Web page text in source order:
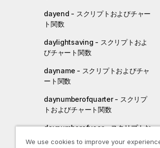
dayend - スクリプトおよびチャー
ト関数
daylightsaving - スクリプトおよ
びチャート関数
dayname - スクリプトおよびチャ
ート関数
daynumberofquarter - スクリプ
トおよびチャート関数
daynumberofyear - スクリプトお
よびチャート関数
We use cookies to improve your